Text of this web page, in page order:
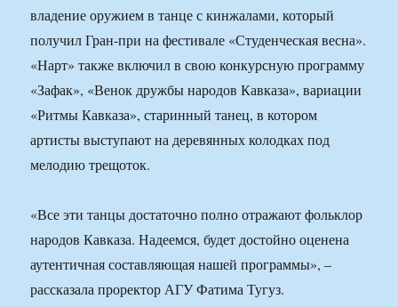
владение оружием в танце с кинжалами, который
получил Гран-при на фестивале «Студенческая весна».
«Нарт» также включил в свою конкурсную программу
«Зафак», «Венок дружбы народов Кавказа», вариации
«Ритмы Кавказа», старинный танец, в котором
артисты выступают на деревянных колодках под
мелодию трещоток.
«Все эти танцы достаточно полно отражают фольклор
народов Кавказа. Надеемся, будет достойно оценена
аутентичная составляющая нашей программы», –
рассказала проректор АГУ Фатима Тугуз.